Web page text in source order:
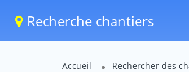
Recherche chantiers
Accueil Rechercher des